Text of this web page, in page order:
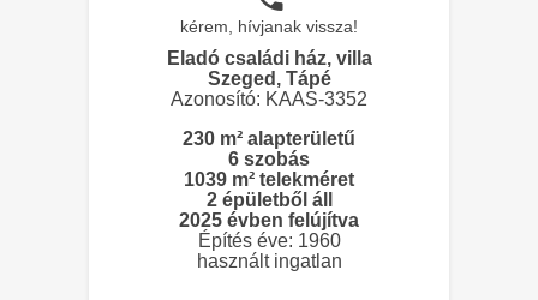
kérem, hívjanak vissza!
Eladó családi ház, villa
Szeged, Tápé
Azonosító: KAAS-3352
230 m² alapterületű
6 szobás
1039 m² telekméret
2 épületből áll
2025 évben felújítva
Építés éve: 1960
használt ingatlan